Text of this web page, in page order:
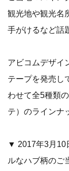
観光地や観光名
手がけるなど話
アビコムデザイ
テープを発売し
わせて全5種類
テ）のラインナ
▼ 2017年3月10
ルなハブ柄のご